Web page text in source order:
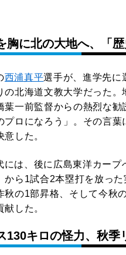
胸に北の大地へ、「
西浦真平選手が、進学先に
の北海道文教大学だった
葉一前監督からの熱烈な勧
プロになろう」。その言
した。
には、後に広島東洋カープ
から1試合2本塁打を放っ
秋の1部昇格、そして今秋
した。
130キロの怪力、秋季